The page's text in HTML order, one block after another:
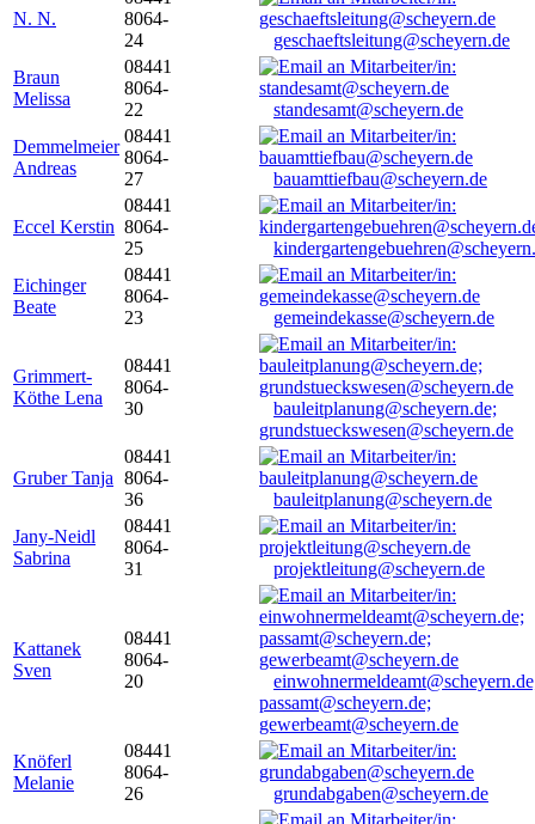
N. N.
8064-
24
geschaeftsleitung@scheyern.de
Braun
Melissa
08441
8064-
22
standesamt@scheyern.de
Demmelmeier
Andreas
08441
8064-
27
bauamttiefbau@scheyern.de
Eccel Kerstin
08441
8064-
25
Eichinger
Beate
08441
8064-
23
gemeindekasse@scheyern.de
Grimmert-
Köthe Lena
08441
8064-
30
bauleitplanung@scheyern.de;
grundstueckswesen@scheyern.de
Gruber Tanja
08441
8064-
36
bauleitplanung@scheyern.de
Jany-Neidl
Sabrina
08441
8064-
31
projektleitung@scheyern.de
Kattanek
Sven
08441
8064-
20
passamt@scheyern.de;
gewerbeamt@scheyern.de
Knöferl
Melanie
08441
8064-
26
grundabgaben@scheyern.de